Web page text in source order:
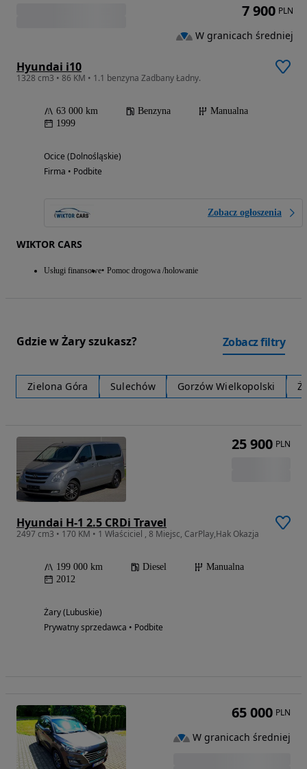
Hyundai i10
1328 cm3 • 86 KM • 1.1 benzyna Zadbany Ładny.
63 000 km Benzyna
Manualna
1999
Ocice (Dolnośląskie)
Firma • Podbite
Zobacz ogłoszenia
WIKTOR CARS
Usługi finansowe Pomoc drogowa /holowanie
7 900 PLN
W granicach średniej
Gdzie w Żary szukasz? Zobacz filtry
Zielona Góra Sulechów Gorzów Wielkopolski
Hyundai H-1 2.5 CRDi Travel
2497 cm3 • 170 KM • 1 Właściciel , 8 Miejsc, CarPlay,Hak Okazja
199 000 km Diesel
Manualna
2012
Żary (Lubuskie)
Prywatny sprzedawca • Podbite
25 900 PLN
65 000 PLN
W granicach średniej